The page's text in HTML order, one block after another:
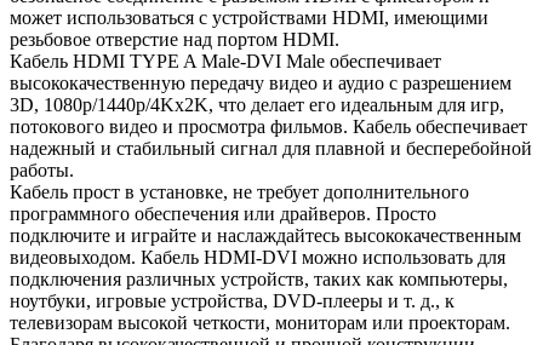
может использоваться с устройствами HDMI, имеющими
резьбовое отверстие над портом HDMI.
Кабель HDMI TYPE A Male-DVI Male обеспечивает
высококачественную передачу видео и аудио с разрешением
3D, 1080p/1440p/4Kx2K, что делает его идеальным для игр,
потокового видео и просмотра фильмов. Кабель обеспечивает
надежный и стабильный сигнал для плавной и бесперебойной
работы.
Кабель прост в установке, не требует дополнительного
программного обеспечения или драйверов. Просто
подключите и играйте и наслаждайтесь высококачественным
видеовыходом. Кабель HDMI-DVI можно использовать для
подключения различных устройств, таких как компьютеры,
ноутбуки, игровые устройства, DVD-плееры и т. д., к
телевизорам высокой четкости, мониторам или проекторам.